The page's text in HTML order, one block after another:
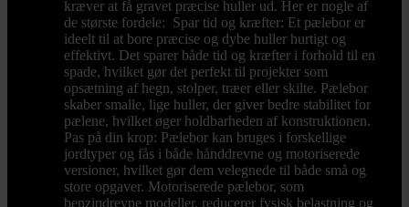
kræver at få gravet præcise huller ud. Her er nogle af
de største fordele: Spar tid og kræfter: Et pælebor er
ideelt til at bore præcise og dybe huller hurtigt og
effektivt. Det sparer både tid og kræfter i forhold til en
spade, hvilket gør det perfekt til projekter som
opsætning af hegn, stolper, træer eller skilte. Pælebor
skaber smalle, lige huller, der giver bedre stabilitet for
pælene, hvilket øger holdbarheden af konstruktionen.
Pas på din krop: Pælebor kan bruges i forskellige
jordtyper og fås i både hånddrevne og motoriserede
versioner, hvilket gør dem velegnede til både små og
store opgaver. Motoriserede pælebor, som
benzindrevne modeller, reducerer fysisk belastning og